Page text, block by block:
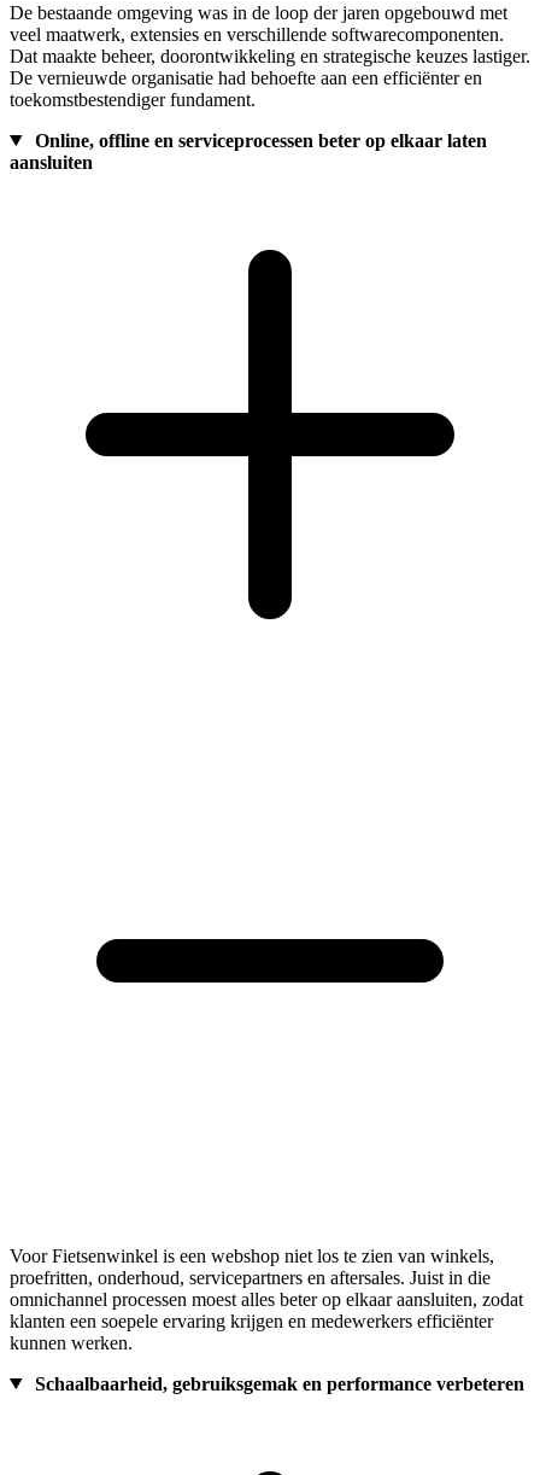
De bestaande omgeving was in de loop der jaren opgebouwd met
veel maatwerk, extensies en verschillende softwarecomponenten.
Dat maakte beheer, doorontwikkeling en strategische keuzes lastiger.
De vernieuwde organisatie had behoefte aan een efficiënter en
toekomstbestendiger fundament.
Online, offline en serviceprocessen beter op elkaar laten
aansluiten
Voor Fietsenwinkel is een webshop niet los te zien van winkels,
proefritten, onderhoud, servicepartners en aftersales. Juist in die
omnichannel processen moest alles beter op elkaar aansluiten, zodat
klanten een soepele ervaring krijgen en medewerkers efficiënter
kunnen werken.
Schaalbaarheid, gebruiksgemak en performance verbeteren